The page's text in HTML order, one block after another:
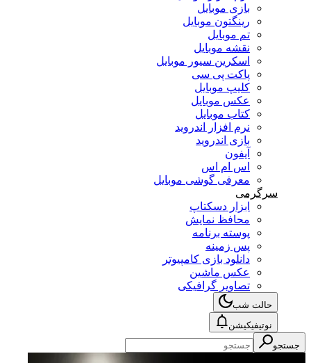
بازی موبایل
رینگتون موبایل
تم موبایل
نقشه موبایل
اسکرین سیور موبایل
پاکت پی سی
کلیپ موبایل
عکس موبایل
کتاب موبایل
نرم افزار اندروید
بازی اندروید
آیفون
اس ام اس
معرفی گوشی موبایل
سرگرمی
ابزار دسکتاپ
محافظ نمایش
پوسته برنامه
پس زمینه
دانلود بازی کامپیوتر
عکس ماشین
تصاویر گرافیکی
حالت شب
نوتیفیکیشن
جستجو